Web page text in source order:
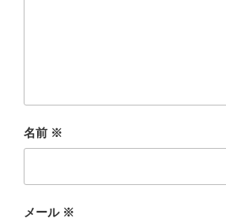
名前 ※
メール ※